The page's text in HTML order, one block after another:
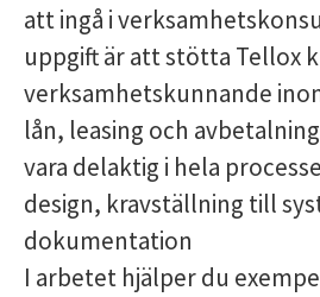
att ingå i
uppgift är att stötta Tellox
verksamhetskunnande
lån, leasing och
vara delaktig i hela
design, kravställning till
dokumentation
I arbetet hjälper du